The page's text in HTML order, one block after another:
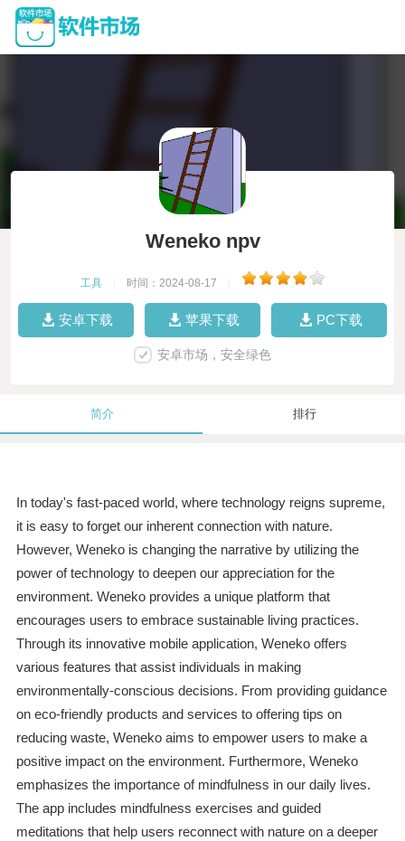
Weneko npv
工具 时间：2024-08-17
安卓下载 苹果下载 PC下载
安卓市场，安全绿色
简介 排行
In today's fast-paced world, where technology reigns supreme,
it is easy to forget our inherent connection with nature.
However, Weneko is changing the narrative by utilizing the
power of technology to deepen our appreciation for the
environment. Weneko provides a unique platform that
encourages users to embrace sustainable living practices.
Through its innovative mobile application, Weneko offers
various features that assist individuals in making
environmentally-conscious decisions. From providing guidance
on eco-friendly products and services to offering tips on
reducing waste, Weneko aims to empower users to make a
positive impact on the environment. Furthermore, Weneko
emphasizes the importance of mindfulness in our daily lives.
The app includes mindfulness exercises and guided
meditations that help users reconnect with nature on a deeper